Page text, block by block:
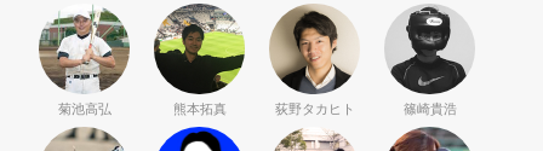
菊池高弘 熊本拓真 荻野タカヒト 篠崎貴浩